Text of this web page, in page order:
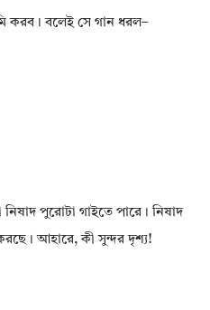
করব। বলেই সে গান ধরল–
পুরোটা গাইতে পারে। নিষাদ
আহারে, কী সুন্দর দৃশ্য!